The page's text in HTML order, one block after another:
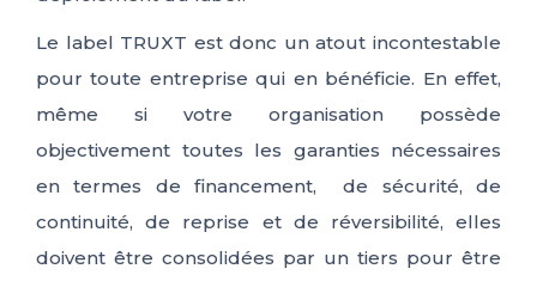
Le label TRUXT est donc un atout incontestable
pour toute entreprise qui en bénéficie. En effet,
même si votre organisation possède
objectivement toutes les garanties nécessaires
en termes de financement, de sécurité, de
continuité, de reprise et de réversibilité, elles
doivent être consolidées par un tiers pour être